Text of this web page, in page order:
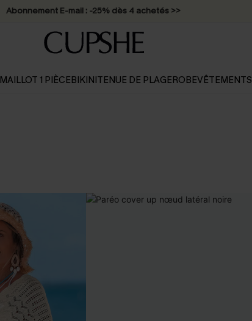
Abonnement E-mail : -25% dès 4 achetés >>
MAILLOT 1 PIÈCEBIKINITENUE DE PLAGEROBEVÊTEMENTS